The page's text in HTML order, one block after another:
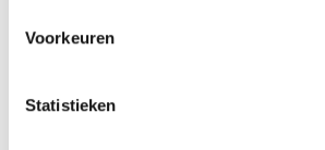
Voorkeuren
Statistieken